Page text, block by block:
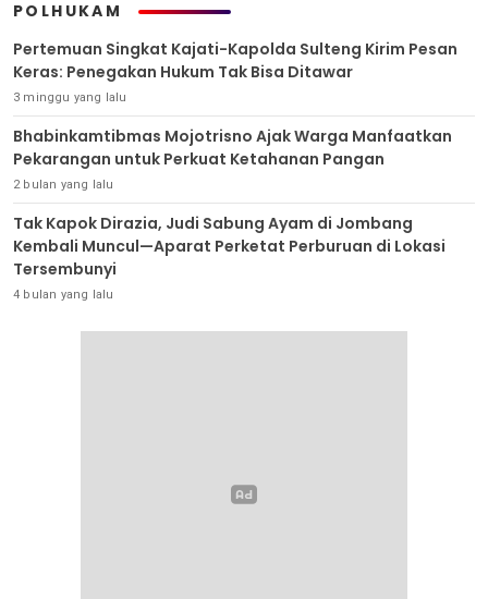
POLHUKAM
Pertemuan Singkat Kajati-Kapolda Sulteng Kirim Pesan
Keras: Penegakan Hukum Tak Bisa Ditawar
3 minggu yang lalu
Bhabinkamtibmas Mojotrisno Ajak Warga Manfaatkan
Pekarangan untuk Perkuat Ketahanan Pangan
2 bulan yang lalu
Tak Kapok Dirazia, Judi Sabung Ayam di Jombang
Kembali Muncul—Aparat Perketat Perburuan di Lokasi
Tersembunyi
4 bulan yang lalu